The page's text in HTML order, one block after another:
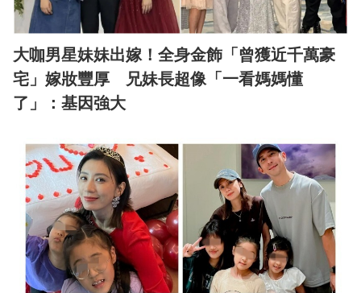
大咖男星妹妹出嫁！全身金飾「曾獲近千萬豪
宅」嫁妝豐厚 兄妹長超像「一看媽媽懂
了」：基因強大